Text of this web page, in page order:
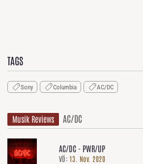
TAGS
Sony Columbia AC/DC
Musik Reviews AC/DC
AC/DC - PWR/UP
VÖ: 13. Nov. 2020